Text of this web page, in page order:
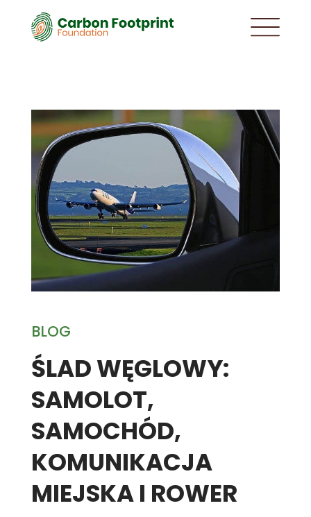
BLOG
ŚLAD WĘGLOWY:
SAMOLOT,
SAMOCHÓD,
KOMUNIKACJA
MIEJSKA I ROWER